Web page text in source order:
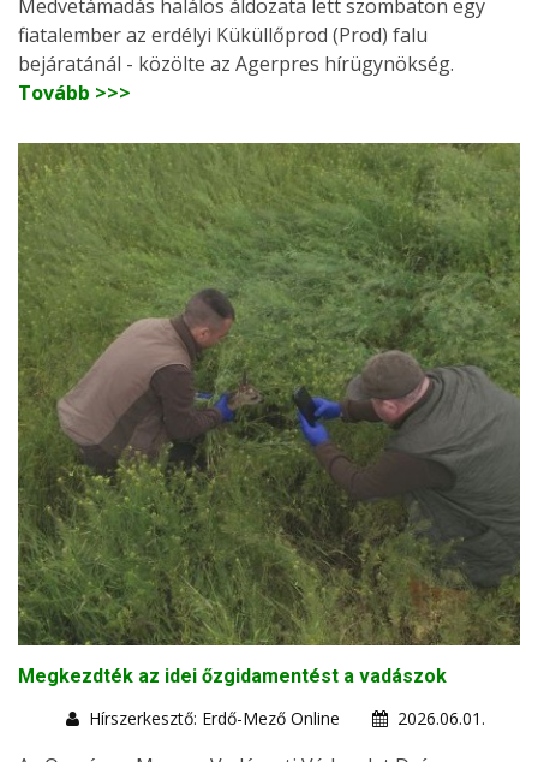
Medvetámadás halálos áldozata lett szombaton egy
fiatalember az erdélyi Küküllőprod (Prod) falu
bejáratánál - közölte az Agerpres hírügynökség.
Tovább >>>
Megkezdték az idei őzgidamentést a vadászok
Hírszerkesztő: Erdő-Mező Online
2026.06.01.